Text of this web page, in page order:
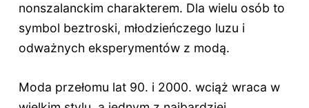
nonszalanckim charakterem. Dla wielu osób to
symbol beztroski, młodzieńczego luzu i
odważnych eksperymentów z modą.
Moda przełomu lat 90. i 2000. wciąż wraca w